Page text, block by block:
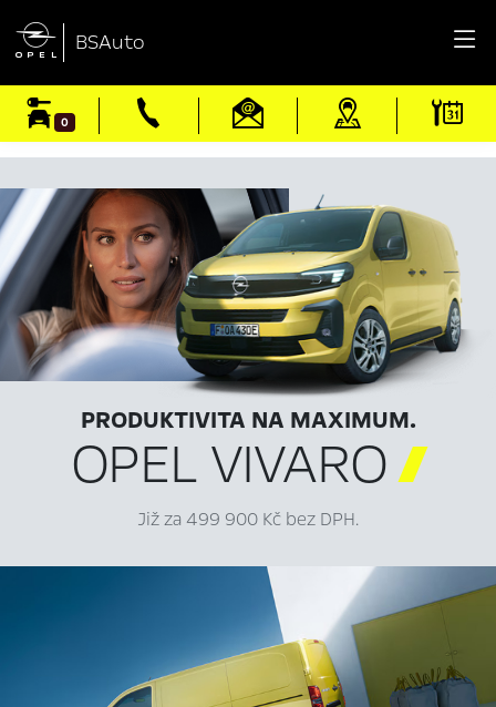
 BSAuto
0
PRODUKTIVITA NA MAXIMUM.
OPEL VIVARO
Již za 499 900 Kč bez DPH.